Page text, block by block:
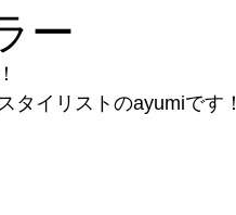
ー
タイリストのayumiです！